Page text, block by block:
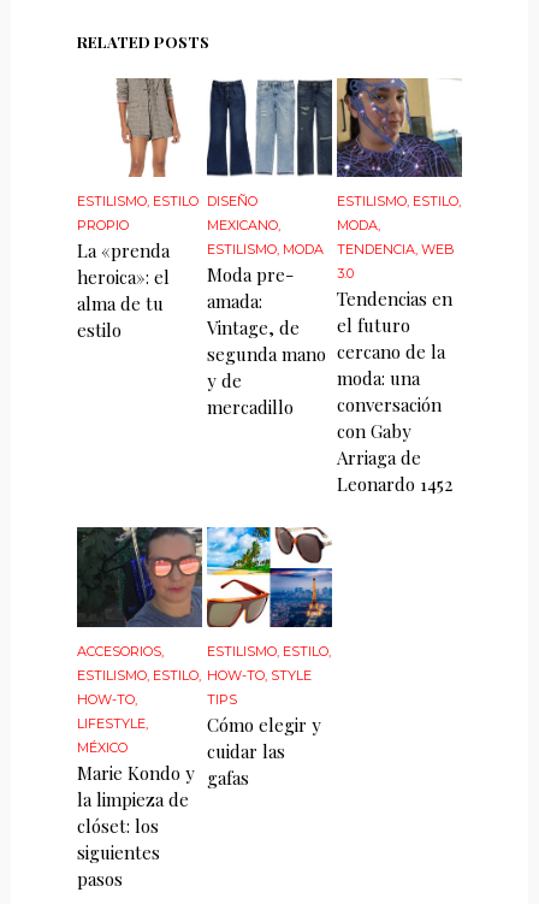
RELATED POSTS
ESTILISMO, ESTILO
PROPIO
La «prenda
heroica»: el
alma de tu
estilo
DISEÑO
MEXICANO,
ESTILISMO, MODA
Moda pre-
amada:
Vintage, de
segunda mano
y de
mercadillo
ESTILISMO, ESTILO,
MODA,
TENDENCIA,WEB
3.0
Tendencias en
el futuro
cercano de la
moda: una
conversación
con Gaby
Arriaga de
Leonardo 1452
ACCESORIOS,
ESTILISMO, ESTILO,
HOW-TO,
LIFESTYLE,
MÉXICO
Marie Kondo y
la limpieza de
clóset: los
siguientes
pasos
ESTILISMO ESTILO
HOW-TO STYLE
TIPS
Cómo elegir y
cuidar las
gafas